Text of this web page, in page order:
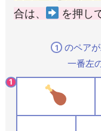
合は、
を押し
1
のペア
一番左
1